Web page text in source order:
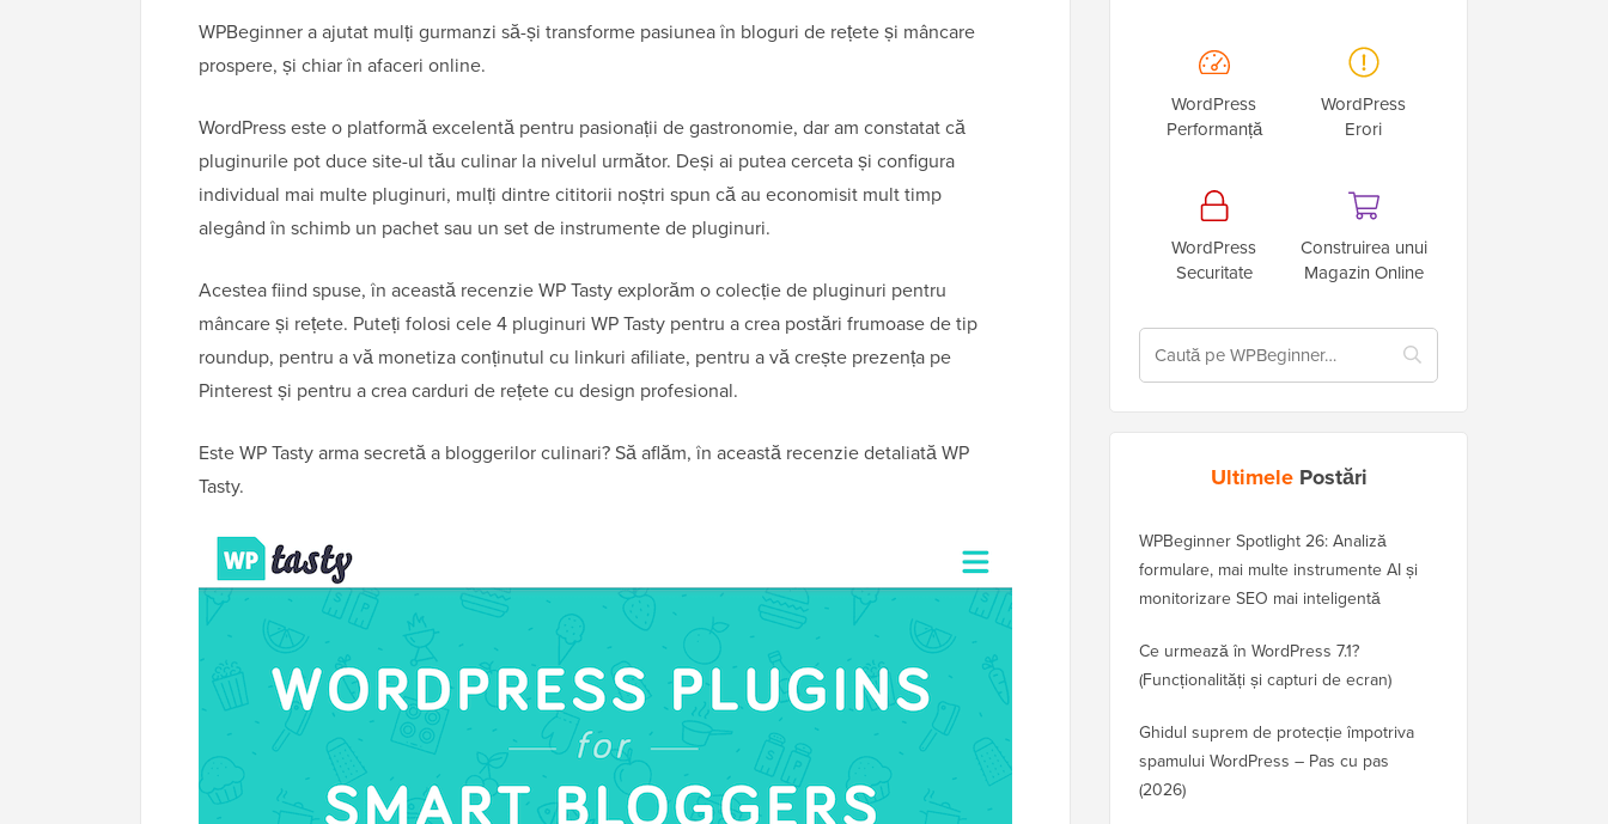
WPBeginner a ajutat mulți gurmanzi să-și transforme pasiunea în bloguri de rețete și mâncare
prospere, și chiar în afaceri online.
WordPress este o platformă excelentă pentru pasionații de gastronomie, dar am constatat că
pluginurile pot duce site-ul tău culinar la nivelul următor. Deși ai putea cerceta și configura
individual mai multe pluginuri, mulți dintre cititorii noștri spun că au economisit mult timp
alegând în schimb un pachet sau un set de instrumente de pluginuri.
Acestea fiind spuse, în această recenzie WP Tasty explorăm o colecție de pluginuri pentru
mâncare și rețete. Puteți folosi cele 4 pluginuri WP Tasty pentru a crea postări frumoase de tip
roundup, pentru a vă monetiza conținutul cu linkuri afiliate, pentru a vă crește prezența pe
Pinterest și pentru a crea carduri de rețete cu design profesional.
Este WP Tasty arma secretă a bloggerilor culinari? Să aflăm, în această recenzie detaliată WP
Tasty.
WordPress
Performanță
WordPress
Erori
WordPress
Securitate
Construirea unui
Magazin Online
UltimelePostări
WPBeginner Spotlight 26: Analiză
formulare, mai multe instrumente AI și
monitorizare SEO mai inteligentă
Ce urmează în WordPress 7.1?
(Funcționalități și capturi de ecran)
Ghidul suprem de protecție împotriva
spamului WordPress – Pas cu pas
(2026)